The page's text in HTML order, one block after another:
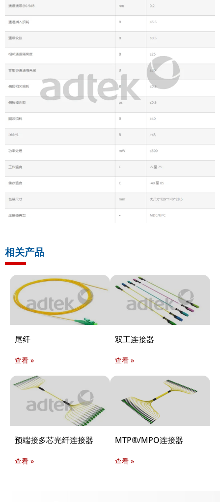
相关产品
尾纤
查看 »
双工连接器
查看 »
预端接多芯光纤连接器
查看 »
MTP®/MPO连接器
查看 »